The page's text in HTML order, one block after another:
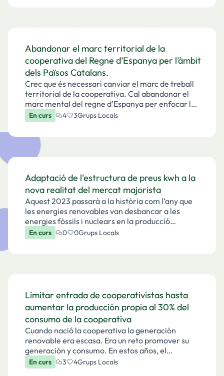
Abandonar el marc territorial de la
cooperativa del Regne d’Espanya per l’àmbit
dels Països Catalans.
Crec que és necessari canviar el marc de treball
territorial de la cooperativa. Cal abandonar el
marc mental del regne d’Espanya per enfocar la
comunicació als Països Catalans. És necessari
per poder plantejar campanyes comunicatives en
En curs 4 3Grups Locals
Adaptació de l'estructura de preus kwh a la
nova realitat del mercat majorista
Aquest 2023 passarà a la història com l’any que
les energies renovables van desbancar a les
energies fòssils i nuclears en la producció
d’electricitat a la península ibèrica. La gran
implantació d’eòlica i fotovoltaica dels darrers
En curs 0 0Grups Locals
Limitar entrada de cooperativistas hasta
aumentar la producción propia al 30% del
consumo de la cooperativa
Cuando nació la cooperativa la generación
renovable era escasa. Era un reto promover su
generación y consumo. En estos años, el
destacado aumento de producción y la constante
reducción de su precio, nos conduce a que ahora:
En curs 3 4Grups Locals